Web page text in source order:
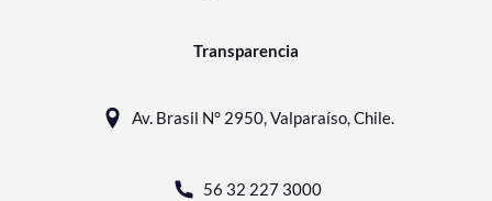
Transparencia
Av. Brasil N° 2950, Valparaíso, Chile.
56 32 227 3000